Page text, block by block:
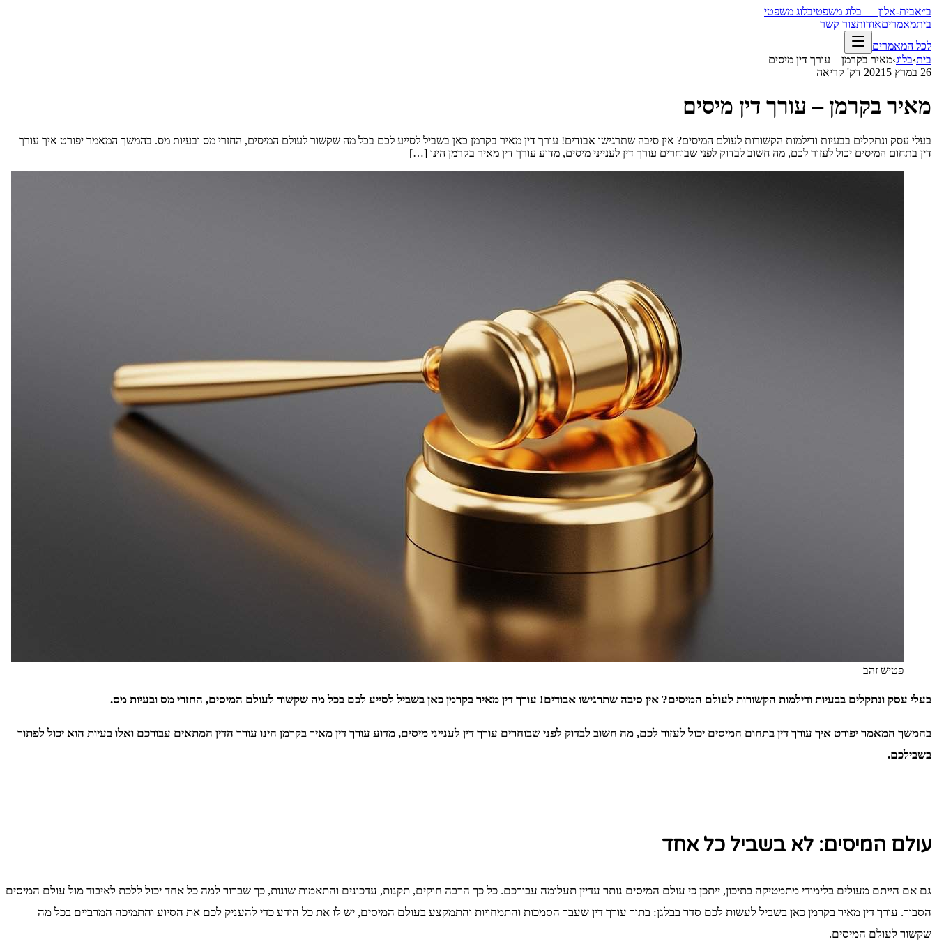
ב״אבית-אלון — בלוג משפטיבלוג משפטי
ביתמאמריםאודותצור קשר
לכל המאמרים
בית›בלוג›מאיר בקרמן – עורך דין מיסים
26 במרץ 2021
5 דק' קריאה
מאיר בקרמן – עורך דין מיסים
בעלי עסק ונתקלים בבעיות ודילמות הקשורות לעולם המיסים? אין סיבה שתרגישו אבודים! עורך דין מאיר בקרמן כאן בשביל לסייע לכם בכל מה שקשור לעולם המיסים, החזרי מס ובעיות מס. בהמשך המאמר יפורט איך עורך
דין בתחום המיסים יכול לעזור לכם, מה חשוב לבדוק לפני שבוחרים עורך דין לענייני מיסים, מדוע עורך דין מאיר בקרמן הינו […]
פטיש זהב
בעלי עסק ונתקלים בבעיות ודילמות הקשורות לעולם המיסים? אין סיבה שתרגישו אבודים! עורך דין מאיר בקרמן כאן בשביל לסייע לכם בכל מה שקשור לעולם המיסים, החזרי מס ובעיות מס.
בהמשך המאמר יפורט איך עורך דין בתחום המיסים יכול לעזור לכם, מה חשוב לבדוק לפני שבוחרים עורך דין לענייני מיסים, מדוע עורך דין מאיר בקרמן הינו עורך הדין המתאים עבורכם ואלו בעיות הוא יכול לפתור
בשבילכם.
עולם המיסים: לא בשביל כל אחד
גם אם הייתם מעולים בלימודי מתמטיקה בתיכון, ייתכן כי עולם המיסים נותר עדיין תעלומה עבורכם. כל כך הרבה חוקים, תקנות, עדכונים והתאמות שונות, כך שברור למה כל אחד יכול ללכת לאיבוד מול עולם המיסים
הסבוך. עורך דין מאיר בקרמן כאן בשביל לעשות לכם סדר בבלגן: בתור עורך דין שעבר הסמכות והתמחויות והתמקצע בעולם המיסים, יש לו את כל הידע כדי להעניק לכם את הסיוע והתמיכה המרביים בכל מה
שקשור לעולם המיסים.